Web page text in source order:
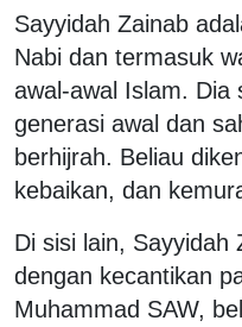
Sayyidah Zainab
Nabi dan termasuk
awal-awal Islam. Dia
generasi awal dan
berhijrah. Beliau
kebaikan, dan
Di sisi lain, Sayyidah
dengan kecantikan
Muhammad SAW,